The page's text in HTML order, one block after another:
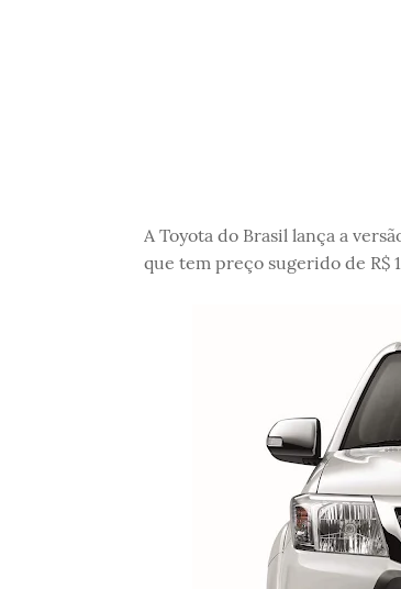
A Toyota do Brasil lança a
que tem preço sugerido de R$